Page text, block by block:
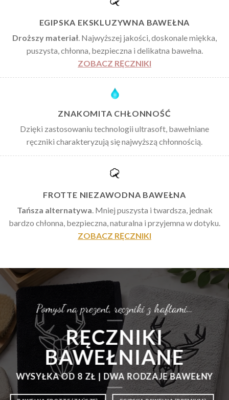
EGIPSKA EKSKLUZYWNA BAWEŁNA
Droższy materiał. Najwyższej jakości, doskonale miękka,
puszysta, chłonna, bezpieczna i delikatna bawełna.
ZOBACZ RĘCZNIKI
ZNAKOMITA CHŁONNOŚĆ
Dzięki zastosowaniu technologii ultrasoft, bawełniane
ręczniki charakteryzują się najwyższą chłonnością.
FROTTE NIEZAWODNA BAWEŁNA
Tańsza alternatywa. Mniej puszysta i twardsza, jednak
bardzo chłonna, bezpieczna, naturalna i przyjemna w dotyku.
ZOBACZ RĘCZNIKI
Pomysł na prezent, ręczniki z haftami…
RĘCZNIKI
BAWEŁNIANE
WYSYŁKA OD 8 ZŁ | DWA RODZAJE BAWEŁNY